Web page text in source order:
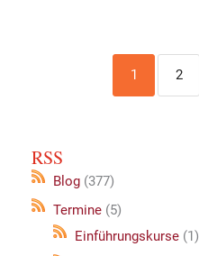
1 2
RSS
Blog(377)
Termine(5)
Einführungskurse(1)